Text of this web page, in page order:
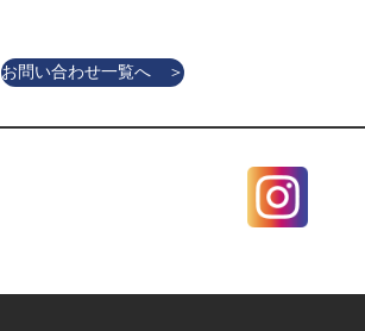
お問い合わせ一覧へ ＞